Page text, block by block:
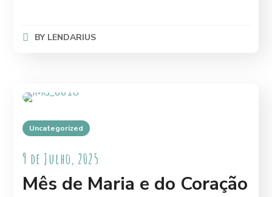
BY LENDARIUS
Uncategorized
9 de Julho, 2025
Mês de Maria e do Coração